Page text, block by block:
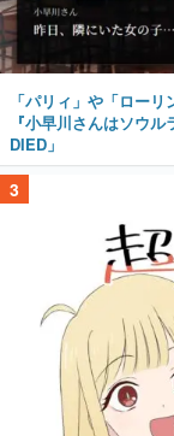
「パリィ」や「ロー
『小早川さんはソウ
DIED」
3